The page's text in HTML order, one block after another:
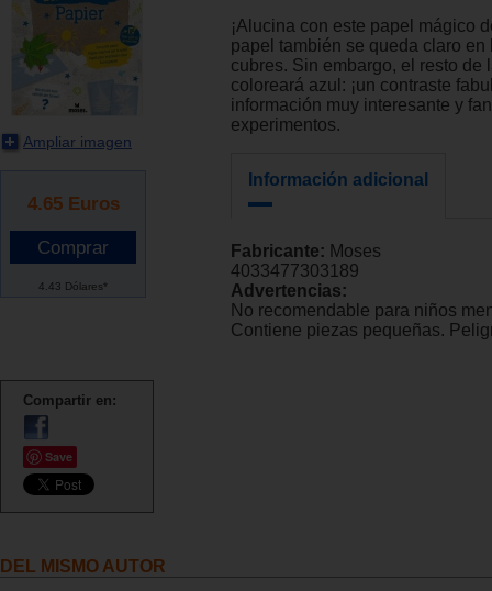
Ampliar imagen
4.65 Euros
4.43 Dólares*
Compartir en:
Save
¡Alucina con este papel mágico
papel también se queda claro en
cubres. Sin embargo, el resto de
coloreará azul: ¡un contraste
información muy interesante y
experimentos.
Información adicional
Fabricante: Moses
4033477303189
Advertencias:
No recomendable para niños
Contiene piezas pequeñas.
DEL MISMO AUTOR